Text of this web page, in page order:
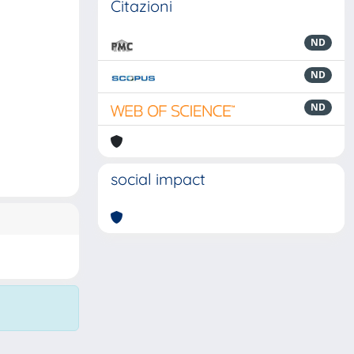
Citazioni
ND
ND
ND
social impact